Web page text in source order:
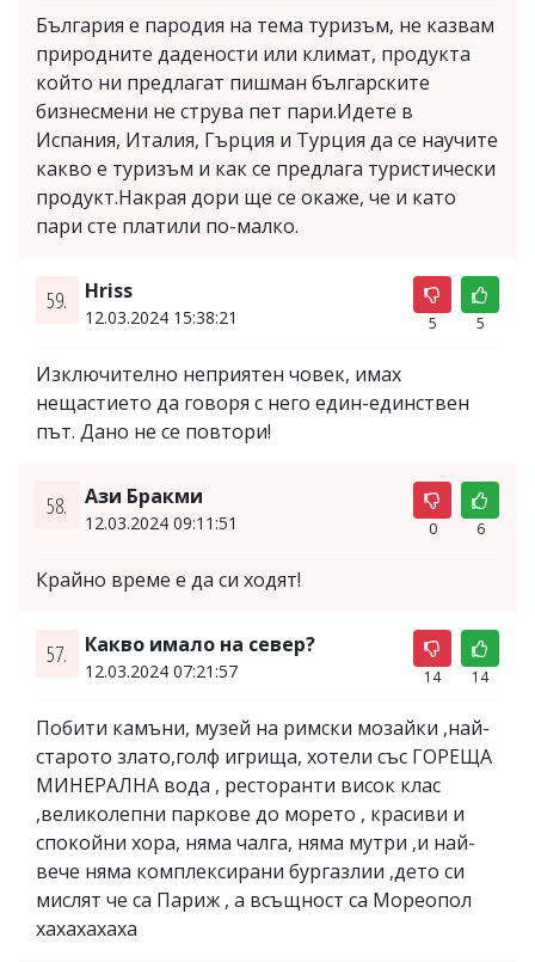
България е пародия на тема туризъм, не казвам
природните дадености или климат, продукта
който ни предлагат пишман българските
бизнесмени не струва пет пари.Идете в
Испания, Италия, Гърция и Турция да се научите
какво е туризъм и как се предлага туристически
продукт.Накрая дори ще се окаже, че и като
пари сте платили по-малко.
59. Hriss
12.03.2024 15:38:21 5 5
Изключително неприятен човек, имах
нещастието да говоря с него един-единствен
път. Дано не се повтори!
58. Ази Бракми
12.03.2024 09:11:51 0 6
Крайно време е да си ходят!
57. Какво имало на север?
12.03.2024 07:21:57 14 14
Побити камъни, музей на римски мозайки ,най-
старото злато,голф игрища, хотели със ГОРЕЩА
МИНЕРАЛНА вода , ресторанти висок клас
,великолепни паркове до морето , красиви и
спокойни хора, няма чалга, няма мутри ,и най-
вече няма комплексирани бургазлии ,дето си
мислят че са Париж , а всъщност са Мореопол
хахахахаха